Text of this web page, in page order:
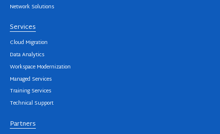
Network Solutions
Services
Cloud Migration
Data Analytics
Workspace Modernization
Managed Services
Training Services
Technical Support
Partners